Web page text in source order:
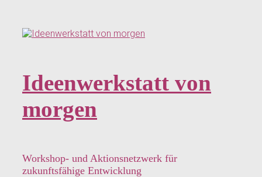
springen
Ideenwerkstatt von
morgen
Workshop- und Aktionsnetzwerk für
zukunftsfähige Entwicklung